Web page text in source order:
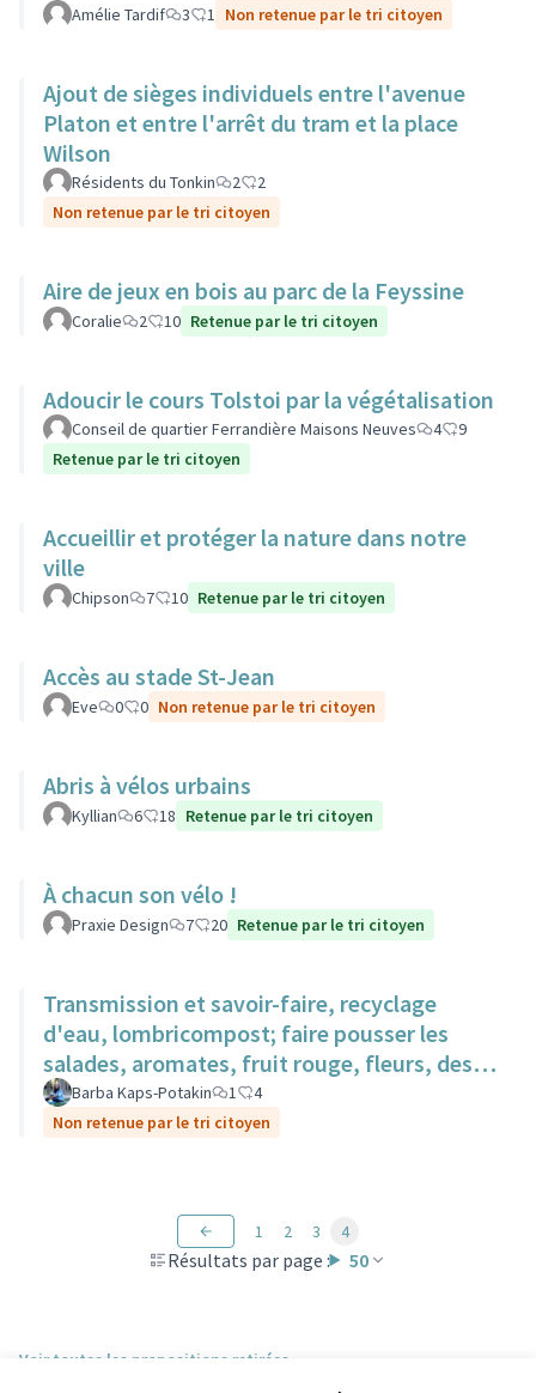
Amélie Tardif 3 1 Non retenue par le tri citoyen
Ajout de sièges individuels entre l'avenue
Platon et entre l'arrêt du tram et la place
Wilson
Résidents du Tonkin 2
2
Non retenue par le tri citoyen
Aire de jeux en bois au parc de la Feyssine
Coralie 2 10 Retenue par le tri citoyen
Adoucir le cours Tolstoi par la végétalisation
Conseil de quartier Ferrandière Maisons Neuves 4
9
Retenue par le tri citoyen
Accueillir et protéger la nature dans notre
ville
Chipson 7 10 Retenue par le tri citoyen
Accès au stade St-Jean
Eve 0 0 Non retenue par le tri citoyen
Abris à vélos urbains
Kyllian 6 18 Retenue par le tri citoyen
À chacun son vélo !
Praxie Design 7 20 Retenue par le tri citoyen
Transmission et savoir-faire, recyclage
d'eau, lombricompost; faire pousser les
salades, aromates, fruit rouge, fleurs, des
surfaces sur des toits.
Barba Kaps-Potakin 1
4
Non retenue par le tri citoyen
Résultats par page : 50
1 2 3 4
Voir toutes les propositions retirées